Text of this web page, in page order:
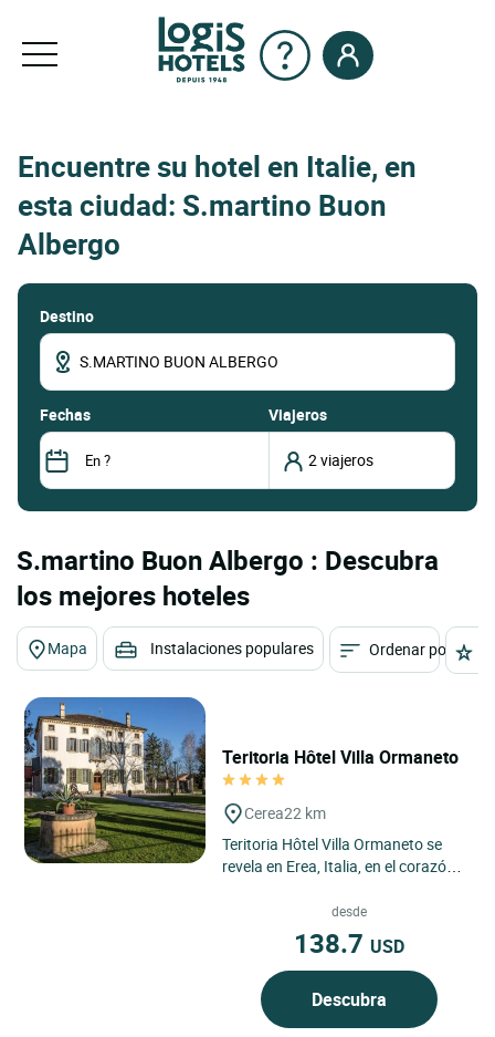
Encuentre su hotel en Italie, en
esta ciudad: S.martino Buon
Albergo
Destino
fechas Viajeros
S.martino Buon Albergo : Descubra
los mejores hoteles
Mapa Instalaciones populares Ordenar por
Teritoria Hôtel Villa Ormaneto
Cerea22 km
Teritoria Hôtel Villa Ormaneto se
revela en Erea, Italia, en el corazón
desde
138.7 USD
Descubra